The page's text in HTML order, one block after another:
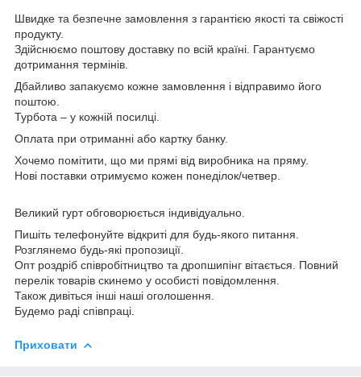
Швидке та безпечне замовлення з гарантією якості та свіжості
продукту.
Здійснюємо поштову доставку по всій країні. Гарантуємо
дотримання термінів.
Дбайливо запакуємо кожне замовлення і відправимо його
поштою.
Турбота – у кожній посилці.
Оплата при отриманні або картку банку.
Хочемо помітити, що ми прямі від виробника на пряму.
Нові поставки отримуємо кожен понеділок/четвер.
Великий гурт обговорюється індивідуально.
Пишіть телефонуйте відкриті для будь-якого питання.
Розглянемо будь-які пропозиції.
Опт роздріб співробітництво та дропшипінг вітається. Повний
перелік товарів скинемо у особисті повідомлення.
Також дивіться інші наші оголошення.
Будемо раді співпраці.
Приховати